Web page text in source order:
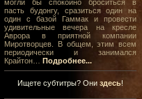
могли бы спокойно броситься в
пасть будонгу, сразиться один на
один с базой Гаммак и провести
удивительные вечера на кресле
Аврора в приятной компании
Миротворцев. В общем, этим всем
периодически и занимался
Крайтон… Подробнее...
Ищете субтитры? Они здесь!